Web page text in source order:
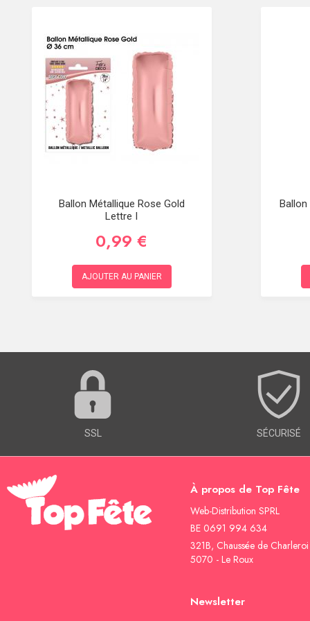
Ballon Métallique Rose Gold
Lettre I
0,99 €
AJOUTER AU PANIER
SSL SÉCURISÉ
À propos de Top Fête
Web-Distribution SPRL
BE 0691 994 634
321B, Chaussée de Charleroi
5070 - Le Roux
Newsletter